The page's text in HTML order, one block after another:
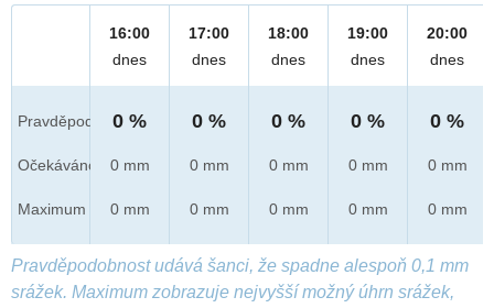
Pravděpod.
Očekáváno
Maximum
16:00
dnes
0 %
0 mm
0 mm
17:00
dnes
0 %
0 mm
0 mm
18:00
dnes
0 %
0 mm
0 mm
19:00
dnes
0 %
0 mm
0 mm
20:00
dnes
0 %
0 mm
0 mm
Pravděpodobnost udává šanci, že spadne alespoň 0,1 mm
srážek. Maximum zobrazuje nejvyšší možný úhrn srážek,